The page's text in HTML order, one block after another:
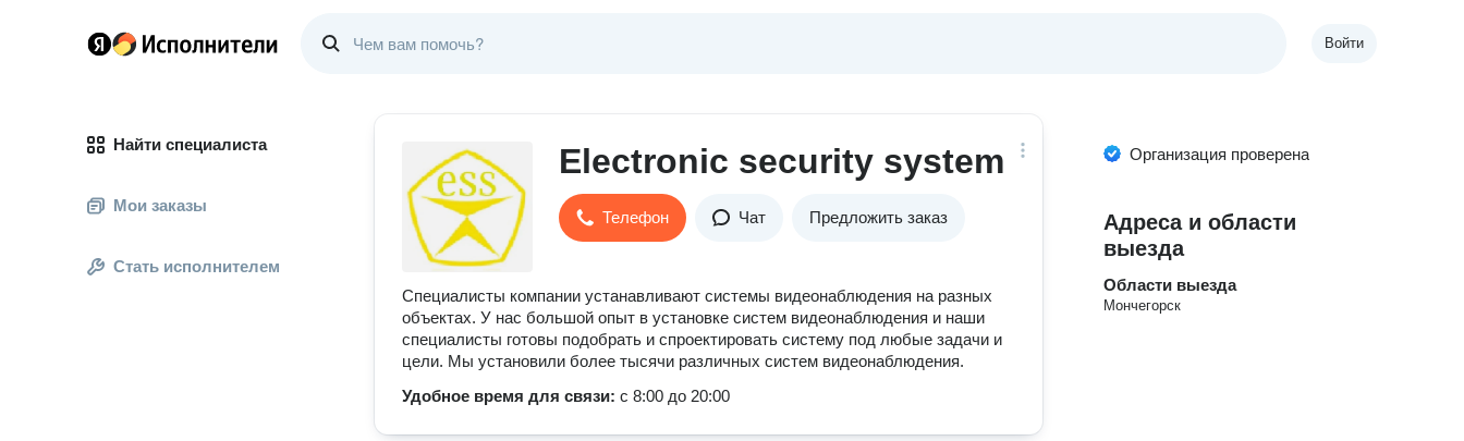
Войти
Найти специалиста
Мои заказы
Стать исполнителем
Electronic security system
Телефон Чат Предложить заказ
Специалисты компании устанавливают системы видеонаблюдения на разных
объектах. У нас большой опыт в установке систем видеонаблюдения и наши
специалисты готовы подобрать и спроектировать систему под любые задачи и
цели. Мы установили более тысячи различных систем видеонаблюдения.
Удобное время для связи: с 8:00 до 20:00
Организация проверена
Адреса и области
выезда
Области выезда
Мончегорск